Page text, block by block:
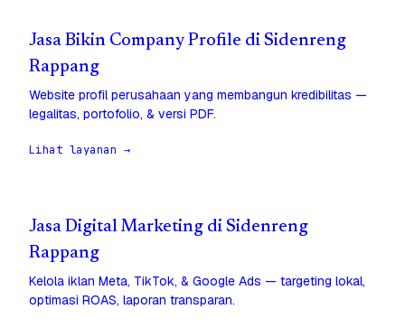
Jasa Bikin Company Profile di Sidenreng
Rappang
Website profil perusahaan yang membangun kredibilitas —
legalitas, portofolio, & versi PDF.
Lihat layanan →
Jasa Digital Marketing di Sidenreng
Rappang
Kelola iklan Meta, TikTok, & Google Ads — targeting lokal,
optimasi ROAS, laporan transparan.